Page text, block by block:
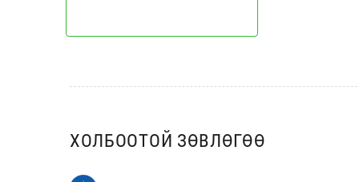
ХОЛБООТОЙ ЗӨВЛӨГӨӨ